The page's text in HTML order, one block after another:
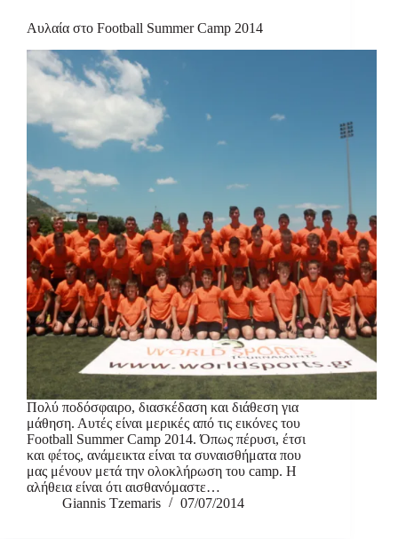
Αυλαία στο Football Summer Camp 2014
Πολύ ποδόσφαιρο, διασκέδαση και διάθεση για
μάθηση. Αυτές είναι μερικές από τις εικόνες του
Football Summer Camp 2014. Όπως πέρυσι, έτσι
και φέτος, ανάμεικτα είναι τα συναισθήματα που
μας μένουν μετά την ολοκλήρωση του camp. Η
αλήθεια είναι ότι αισθανόμαστε…
Giannis Tzemaris
07/07/2014